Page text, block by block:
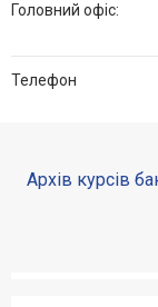
Курс валют у
Питання банку
Кредити для
Головний офіс:
Телефон
Архів курсів